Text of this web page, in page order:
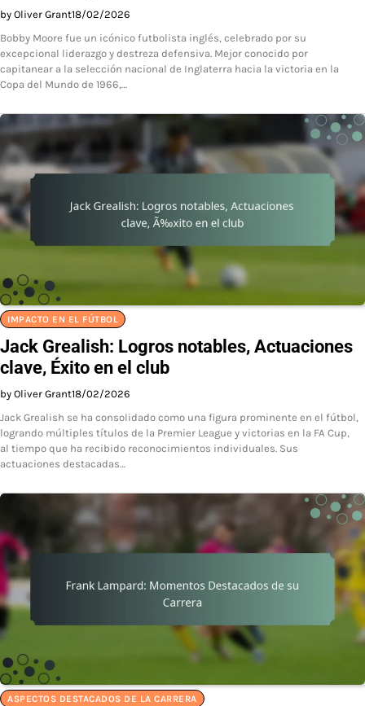
by Oliver Grant18/02/2026
Bobby Moore fue un icónico futbolista inglés, celebrado por su
excepcional liderazgo y destreza defensiva. Mejor conocido por
capitanear a la selección nacional de Inglaterra hacia la victoria en la
Copa del Mundo de 1966,…
IMPACTO EN EL FÚTBOL
Jack Grealish: Logros notables, Actuaciones
clave, Éxito en el club
by Oliver Grant18/02/2026
Jack Grealish se ha consolidado como una figura prominente en el fútbol,
logrando múltiples títulos de la Premier League y victorias en la FA Cup,
al tiempo que ha recibido reconocimientos individuales. Sus
actuaciones destacadas…
ASPECTOS DESTACADOS DE LA CARRERA